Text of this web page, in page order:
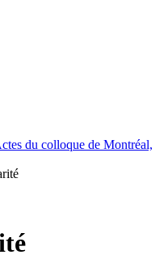
du colloque de Montréal,